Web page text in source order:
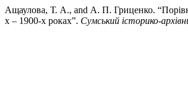
Ащаулова, Т. А., and А. П. Гриценко.
х – 1900-х роках”. Сумський історико-